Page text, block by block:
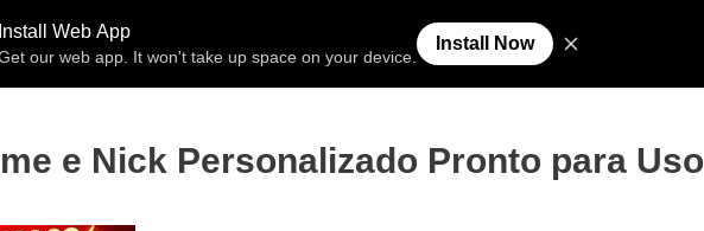
Free Fire Espaço Invisível Símbolos para Nick
e Nick Personalizado Pronto para Uso